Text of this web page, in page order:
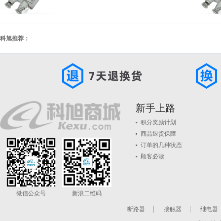
科旭推荐：
微信公众号 新浪二维码
新手上路
积分奖励计划
商品退货保障
订单的几种状态
顾客必读
断路器 接触器 继电器